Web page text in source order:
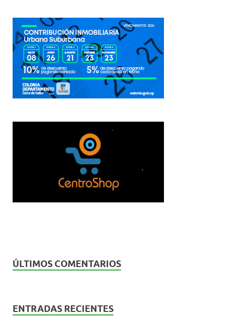
ÚLTIMOS COMENTARIOS
ENTRADAS RECIENTES